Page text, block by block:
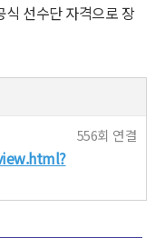
식 선수단 자격으로 장
556회 연결